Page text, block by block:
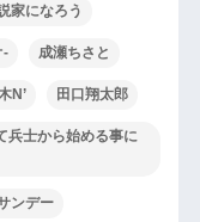
家になろう
- 成瀬ちさと
N’ 田口翔太郎
兵士から始める事に
ンデー